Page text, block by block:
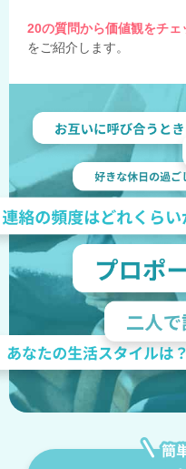
20の質問から価値観をチェ
をご紹介します。